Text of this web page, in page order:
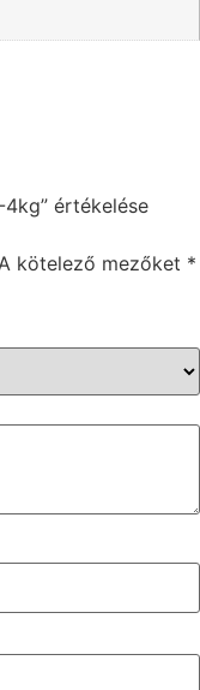
értékelése
A kötelező mezőket *